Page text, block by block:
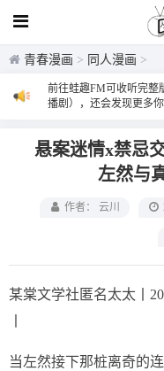
青春漫画 > 同人漫画 >
前往蛙趣FM可收听完整
播剧），还会发现更多你
悬案迷情x禁忌
左然与
作者： 云川
某棠文学社匿名太太丨
当左然接下那桩离奇的